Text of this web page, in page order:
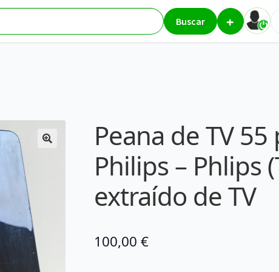
Buscar +
Peana Philips – Phlips (TV / Monitor) – extraído de TV
Peana de TV
Philips – Phlips
extraído de TV
100,00 €